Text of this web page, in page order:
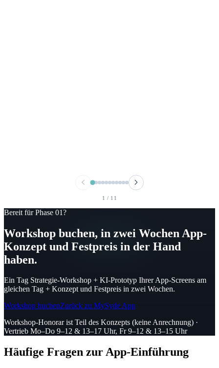
1 / 11
Bereit für Phase 01?
Workshop buchen, in zwei Wochen App-
Konzept und Festpreis in der Hand
haben.
Ein Tag Strategie-Workshop + KI-Prototyp Ihrer App-Screens am
gleichen Tag + Konzept und Festpreis in zwei Wochen.
Workshop buchenZurück zu MySyde App
Workshop-Honorar ist Teil des Konzepts (keine Anrechnung) ·
Vertrieb Mo–Do 9–12 & 13–17 Uhr, Fr 9–12 & 13–15 Uhr
Häufige Fragen zur App-Einführung